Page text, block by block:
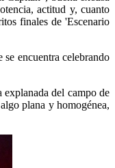
actitud y, cuanto
finales de 'Escenario
encuentra celebrando
del campo de
plana y homogénea,